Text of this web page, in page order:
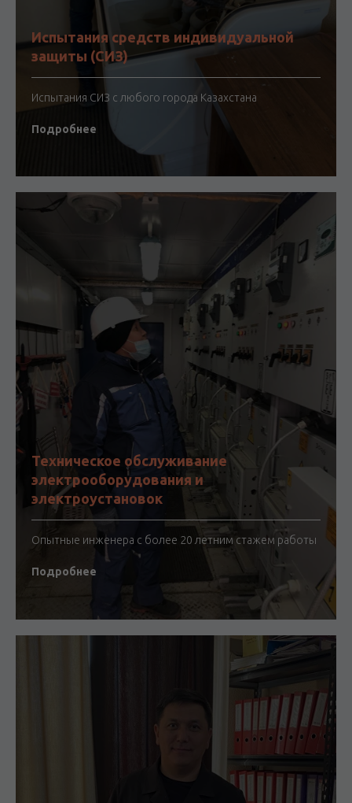
Испытания средств индивидуальной
защиты (СИЗ)
Испытания СИЗ с любого города Казахстана
Подробнее
Техническое обслуживание
электрооборудования и
электроустановок
Опытные инженера с более 20 летним стажем работы
Подробнее